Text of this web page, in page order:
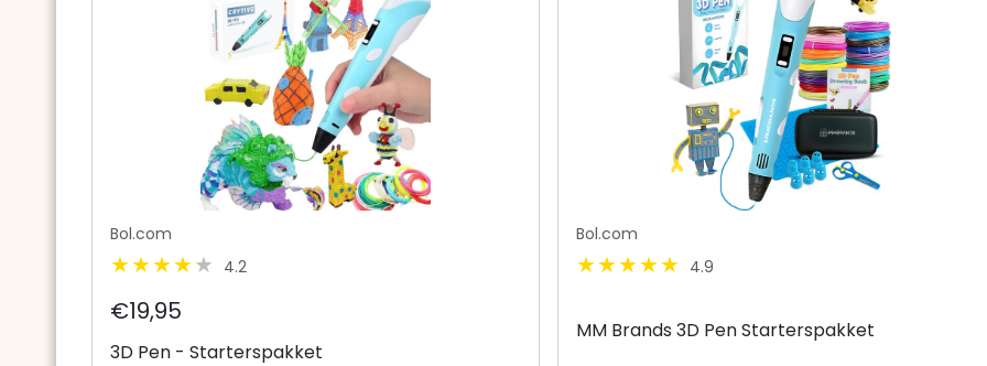
Bol.com
4.2
€19,95
3D Pen - Starterspakket
Bol.com
4.9
MM Brands 3D Pen Starterspakket